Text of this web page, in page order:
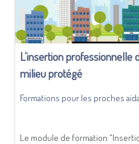
L'insertion professionnelle
milieu protégé
Formations pour les proches
Le module de formation